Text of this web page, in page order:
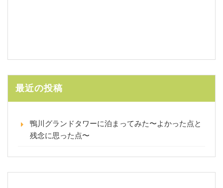
最近の投稿
鴨川グランドタワーに泊まってみた〜よかった点と
残念に思った点〜